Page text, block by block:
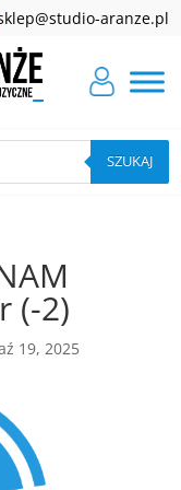
aranze.pl
SZUKAJ
(-2)
19, 2025